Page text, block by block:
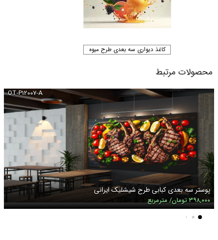
کاغذ دیواری سه بعدی طرح میوه
محصولات مرتبط
OT-P۱۲۰۰۷-A
پوستر سه بعدی کبابی طرح شیشلیک ایرانی
۳۹۸,۰۰۰ تومان/ مترمربع